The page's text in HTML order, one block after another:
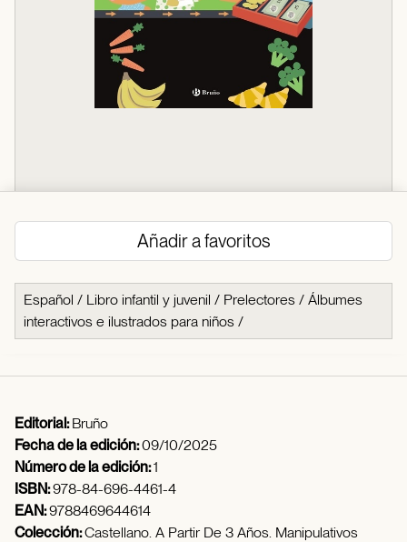
Añadir a favoritos
Español / Libro infantil y juvenil / Prelectores / Álbumes
interactivos e ilustrados para niños /
Editorial:Bruño
Fecha de la edición:09/10/2025
Número de la edición:1
ISBN:978-84-696-4461-4
EAN:9788469644614
Colección:Castellano. A Partir De 3 Años. Manipulativos